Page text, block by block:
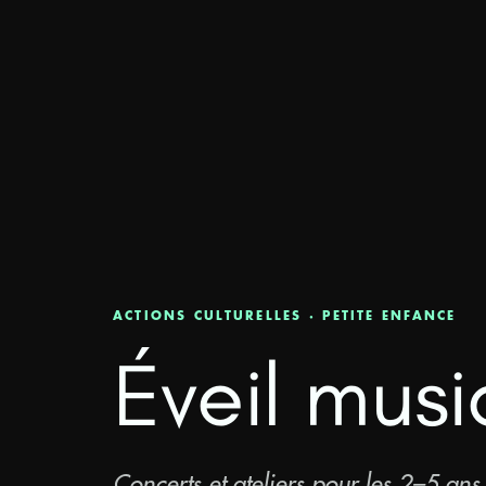
ACTIONS CULTURELLES · PETITE ENFANCE
Éveil